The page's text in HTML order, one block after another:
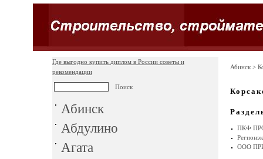
Где выгодно купить диплом в России советы и
рекомендации
Абинск
Абдулино
Агата
Абинск >
ПКФ
ООО